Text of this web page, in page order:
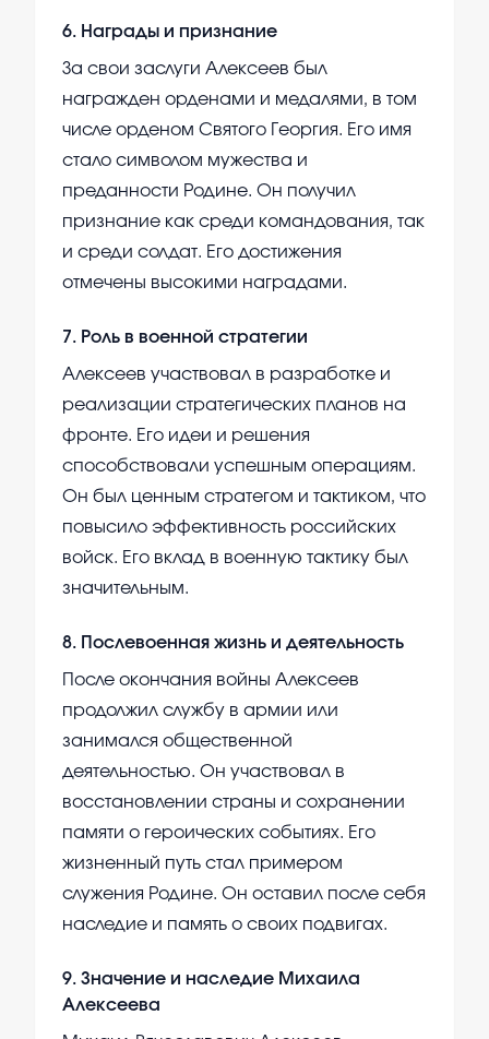
6. Награды и признание
За свои заслуги Алексеев был
награжден орденами и медалями, в том
числе орденом Святого Георгия. Его имя
стало символом мужества и
преданности Родине. Он получил
признание как среди командования, так
и среди солдат. Его достижения
отмечены высокими наградами.
7. Роль в военной стратегии
Алексеев участвовал в разработке и
реализации стратегических планов на
фронте. Его идеи и решения
способствовали успешным операциям.
Он был ценным стратегом и тактиком, что
повысило эффективность российских
войск. Его вклад в военную тактику был
значительным.
8. Послевоенная жизнь и деятельность
После окончания войны Алексеев
продолжил службу в армии или
занимался общественной
деятельностью. Он участвовал в
восстановлении страны и сохранении
памяти о героических событиях. Его
жизненный путь стал примером
служения Родине. Он оставил после себя
наследие и память о своих подвигах.
9. Значение и наследие Михаила
Алексеева